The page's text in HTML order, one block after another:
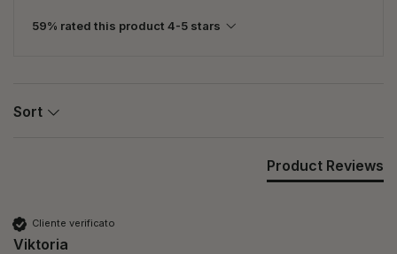
59% rated this product 4-5 stars
Sort
Product Reviews
Cliente verificato
Viktoria